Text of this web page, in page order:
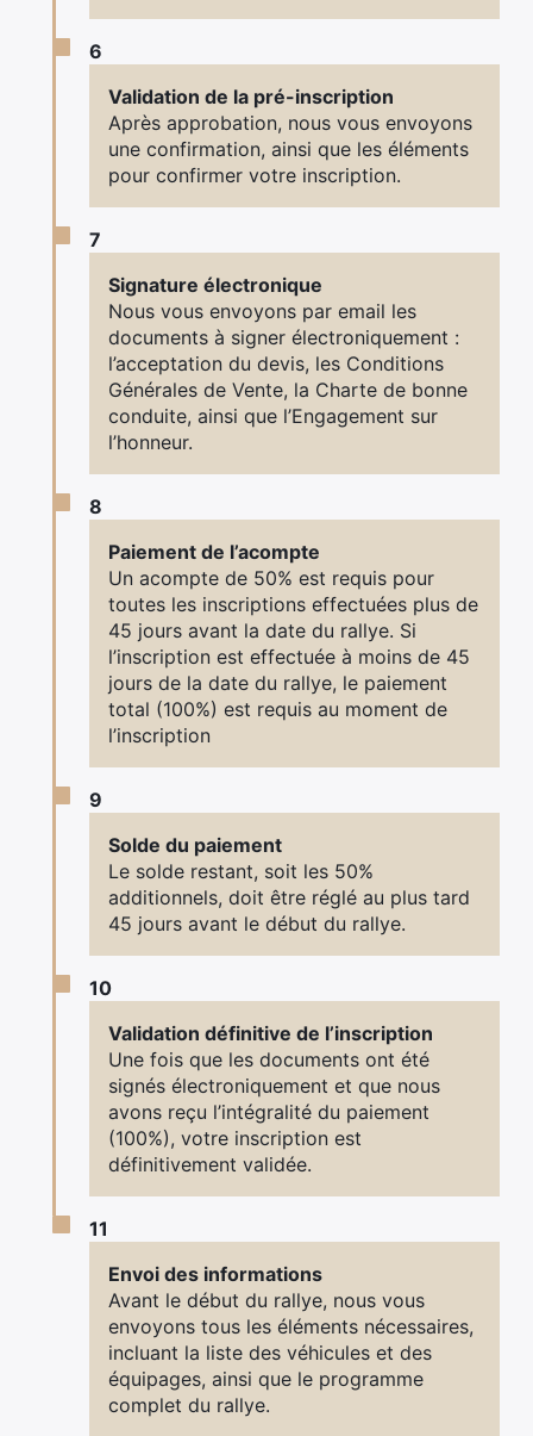
6
Validation de la pré-inscription
Après approbation, nous vous envoyons
une confirmation, ainsi que les éléments
pour confirmer votre inscription.
7
Signature électronique
Nous vous envoyons par email les
documents à signer électroniquement :
l’acceptation du devis, les Conditions
Générales de Vente, la Charte de bonne
conduite, ainsi que l’Engagement sur
l’honneur.
8
Paiement de l’acompte
Un acompte de 50% est requis pour
toutes les inscriptions effectuées plus de
45 jours avant la date du rallye. Si
l’inscription est effectuée à moins de 45
jours de la date du rallye, le paiement
total (100%) est requis au moment de
l’inscription
9
Solde du paiement
Le solde restant, soit les 50%
additionnels, doit être réglé au plus tard
45 jours avant le début du rallye.
10
Validation définitive de l’inscription
Une fois que les documents ont été
signés électroniquement et que nous
avons reçu l’intégralité du paiement
(100%), votre inscription est
définitivement validée.
11
Envoi des informations
Avant le début du rallye, nous vous
envoyons tous les éléments nécessaires,
incluant la liste des véhicules et des
équipages, ainsi que le programme
complet du rallye.